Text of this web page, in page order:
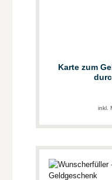
Karte zum
inkl.